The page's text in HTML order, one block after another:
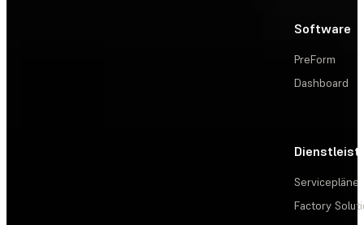
Software
PreForm
Dashboard
Servicepläne
Factory